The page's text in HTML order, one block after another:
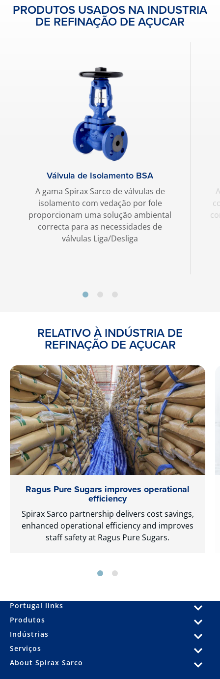
PRODUTOS USADOS NA INDUSTRIA
DE REFINAÇÃO DE AÇUCAR
Válvula de Isolamento BSA
A gama Spirax Sarco de válvulas de
isolamento com vedação por fole
proporcionam uma solução ambiental
correcta para as necessidades de
válvulas Liga/Desliga
RELATIVO À INDÚSTRIA DE
REFINAÇÃO DE AÇUCAR
Ragus Pure Sugars improves operational
efficiency
Spirax Sarco partnership delivers cost savings,
enhanced operational efficiency and improves
staff safety at Ragus Pure Sugars.
Portugal links
Produtos
Indústrias
Serviços
About Spirax Sarco